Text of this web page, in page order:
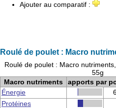
Ajouter au comparatif :
Roulé de poulet : Macro
Roulé de poulet : Macro
55g
Macro nutriments
apports par
Énergie
Protéines